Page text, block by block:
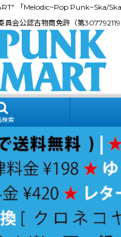
「Melodic~Pop Punk~Ska/
員会公認古物商免許（第
検索